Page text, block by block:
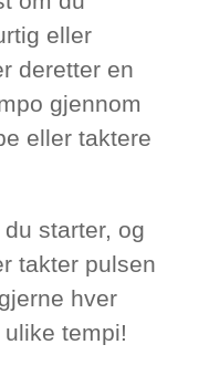
eller
deretter en
gjennom
eller taktere
starter, og
takter pulsen
hver
tempi!